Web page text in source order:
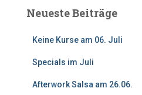
n
Neueste Beiträge
Keine Kurse am 06. Juli
Specials im Juli
Afterwork Salsa am 26.06.